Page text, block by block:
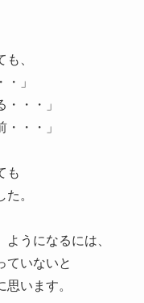
、
」
・・・」
・・・」
も
。
ようになるには、
ていないと
います。